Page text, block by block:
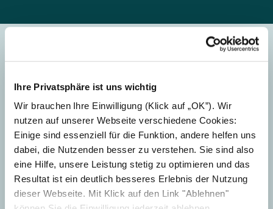
Ihre Privatsphäre ist uns wichtig
Wir brauchen Ihre Einwilligung (Klick auf „OK”). Wir
nutzen auf unserer Webseite verschiedene Cookies:
Einige sind essenziell für die Funktion, andere helfen uns
dabei, die Nutzenden besser zu verstehen. Sie sind also
eine Hilfe, unsere Leistung stetig zu optimieren und das
Resultat ist ein deutlich besseres Erlebnis der Nutzung
dieser Webseite. Mit Klick auf den Link "Ablehnen"
Wählen Sie die passende Option, um direkt zu
dem Supportbereich zu gelangen, der für Ihre
Anfrage zuständig ist.